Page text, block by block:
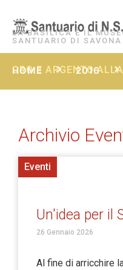
LA BASILICA E IL
SANTUARIO DI SAVONA
ORO E ARGENTO
HOME 2016
Archivio
Eventi
Un'idea per il
26 Gennaio 2026
Al fine di arricchire